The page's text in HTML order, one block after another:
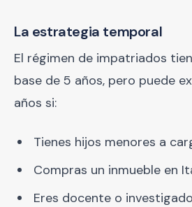
La estrategia temporal
El régimen de impatriados
base de 5 años, pero puede
años si:
Tienes hijos menores a
Compras un inmueble en
Eres docente o